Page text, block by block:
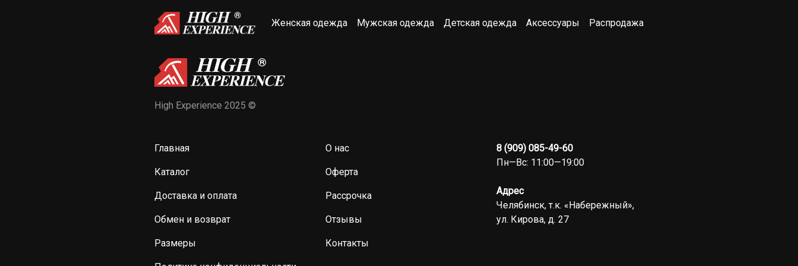
Женская одежда Мужская одежда Детская одежда Аксессуары Распродажа
High Experience 2025 ©
Главная
Каталог
Доставка и оплата
Обмен и возврат
Размеры
О нас
Оферта
Рассрочка
Отзывы
Контакты
8 (909) 085-49-60
Пн—Вс: 11:00—19:00
Адрес
Челябинск, т.к. «Набережный»,
ул. Кирова, д. 27